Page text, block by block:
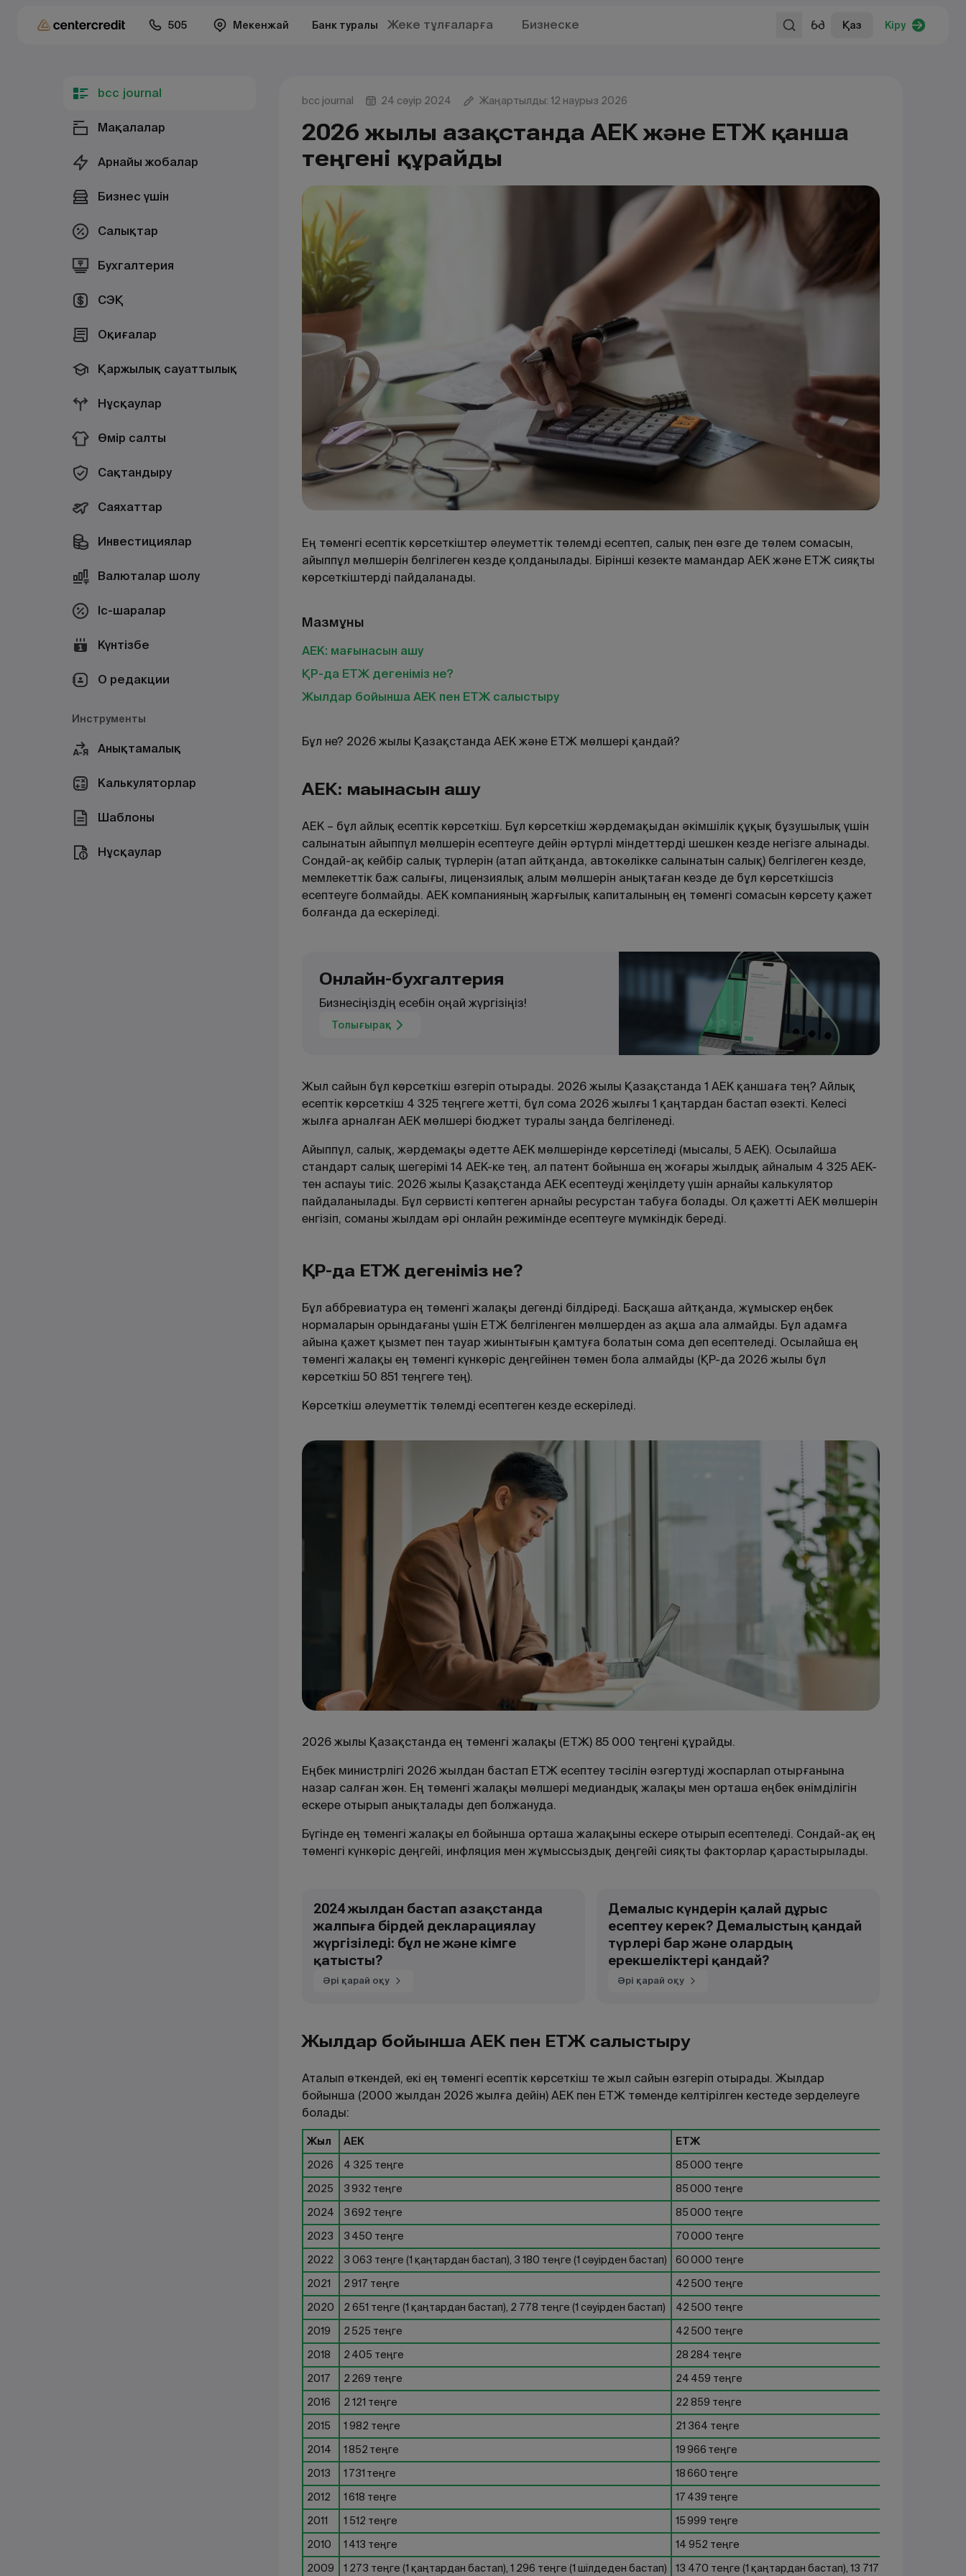
505 Мекенжай Банк туралы Жеке тұлғаларға Бизнеске Қаз Кіру
bcc journal
Мақалалар
Арнайы жобалар
Бизнес үшін
Салықтар
Бухгалтерия
СЭҚ
Оқиғалар
Қаржылық сауаттылық
Нұсқаулар
Өмір салты
Сақтандыру
Саяхаттар
Инвестициялар
Валюталар шолу
Іс-шаралар
Күнтізбе
О редакции
Инструменты
Анықтамалық
Калькуляторлар
Шаблоны
Нұсқаулар
bcc journal 24 сәуір 2024 Жаңартылды: 12 наурыз 2026
2026 жылы Қазақстанда АЕК және ЕТЖ қанша
теңгені құрайды
Ең төменгі есептік көрсеткіштер әлеуметтік төлемді есептеп, салық пен өзге де төлем сомасын,
айыппұл мөлшерін белгілеген кезде қолданылады. Бірінші кезекте мамандар АЕК және ЕТЖ сияқты
көрсеткіштерді пайдаланады.
Мазмұны
АЕК: мағынасын ашу
ҚР-да ЕТЖ дегеніміз не?
Жылдар бойынша АЕК пен ЕТЖ салыстыру
Бұл не? 2026 жылы Қазақстанда АЕК және ЕТЖ мөлшері қандай?
АЕК: мағынасын ашу
АЕК – бұл айлық есептік көрсеткіш. Бұл көрсеткіш жәрдемақыдан әкімшілік құқық бұзушылық үшін
салынатын айыппұл мөлшерін есептеуге дейін әртүрлі міндеттерді шешкен кезде негізге алынады.
Сондай-ақ кейбір салық түрлерін (атап айтқанда, автокөлікке салынатын салық) белгілеген кезде,
мемлекеттік баж салығы, лицензиялық алым мөлшерін анықтаған кезде де бұл көрсеткішсіз
есептеуге болмайды. АЕК компанияның жарғылық капиталының ең төменгі сомасын көрсету қажет
болғанда да ескеріледі.
Онлайн-бухгалтерия
Бизнесіңіздің есебін оңай жүргізіңіз!
Толығырақ
Жыл сайын бұл көрсеткіш өзгеріп отырады. 2026 жылы Қазақстанда 1 АЕК қаншаға тең? Айлық
есептік көрсеткіш 4 325 теңгеге жетті, бұл сома 2026 жылғы 1 қаңтардан бастап өзекті. Келесі
жылға арналған АЕК мөлшері бюджет туралы заңда белгіленеді.
Айыппұл, салық, жәрдемақы әдетте АЕК мөлшерінде көрсетіледі (мысалы, 5 АЕК). Осылайша
стандарт салық шегерімі 14 АЕК-ке тең, ал патент бойынша ең жоғары жылдық айналым 4 325АЕК-
тен аспауы тиіс. 2026 жылы Қазақстанда АЕК есептеуді жеңілдету үшін арнайы калькулятор
пайдаланылады. Бұл сервисті көптеген арнайы ресурстан табуға болады. Ол қажетті АЕК мөлшерін
енгізіп, соманы жылдам әрі онлайн режимінде есептеуге мүмкіндік береді.
ҚР-да ЕТЖ дегеніміз не?
Бұл аббревиатура ең төменгі жалақы дегенді білдіреді. Басқаша айтқанда, жұмыскер еңбек
нормаларын орындағаны үшін ЕТЖ белгіленген мөлшерден аз ақша ала алмайды. Бұл адамға
айына қажет қызмет пен тауар жиынтығын қамтуға болатын сома деп есептеледі. Осылайша ең
төменгі жалақы ең төменгі күнкөріс деңгейінен төмен бола алмайды (ҚР-да 2026 жылы бұл
көрсеткіш 50 851 теңгеге тең).
Көрсеткіш әлеуметтік төлемді есептеген кезде ескеріледі.
2026жылы Қазақстанда ең төменгі жалақы (ЕТЖ) 85 000 теңгені құрайды.
Еңбек министрлігі 2026 жылдан бастап ЕТЖ есептеу тәсілін өзгертуді жоспарлап отырғанына
назар салған жөн. Ең төменгі жалақы мөлшері медиандық жалақы мен орташа еңбек өнімділігін
ескере отырып анықталады деп болжануда.
Бүгінде ең төменгі жалақы ел бойынша орташа жалақыны ескере отырып есептеледі. Сондай-ақ ең
төменгі күнкөріс деңгейі, инфляция мен жұмыссыздық деңгейі сияқты факторлар қарастырылады.
2024 жылдан бастап Қазақстанда
жалпыға бірдей декларациялау
жүргізіледі: бұл не және кімге
қатысты?
Әрі қарай оқу
Демалыс күндерін қалай дұрыс
есептеу керек? Демалыстың қандай
түрлері бар және олардың
ерекшеліктері қандай?
Әрі қарай оқу
Жылдар бойынша АЕК пен ЕТЖ салыстыру
Аталып өткендей, екі ең төменгі есептік көрсеткіш те жыл сайын өзгеріп отырады. Жылдар
бойынша (2000 жылдан 2026 жылға дейін) АЕК пен ЕТЖ төменде келтірілген кестеде зерделеуге
болады:
Жыл АЕК
ЕТЖ
2026
4 325 теңге
85 000 теңге
2025
3 932 теңге
85 000 теңге
2024
3 692 теңге
85 000 теңге
2023
3 450 теңге
70 000 теңге
2022
3 063 теңге (1 қаңтардан бастап), 3 180 теңге (1 сәуірден бастап)
60 000 теңге
2021
2 917 теңге
42 500 теңге
2020
2 651 теңге (1 қаңтардан бастап), 2 778 теңге (1 сәуірден бастап)
42 500 теңге
2019
2 525 теңге
42 500 теңге
2018
2 405 теңге
28 284 теңге
2017
2 269 теңге
24 459 теңге
2016
2 121 теңге
22 859 теңге
2015
1 982 теңге
21 364 теңге
2014
1 852 теңге
19 966 теңге
2013
1 731 теңге
18 660 теңге
2012
1 618 теңге
17 439 теңге
2011
1 512 теңге
15 999 теңге
2010
1 413 теңге
14 952 теңге
2009
1 273 теңге (1 қаңтардан бастап), 1 296 теңге (1 шілдеден бастап) 13 470 теңге (1 қаңтардан бастап), 13 717 теңге (1